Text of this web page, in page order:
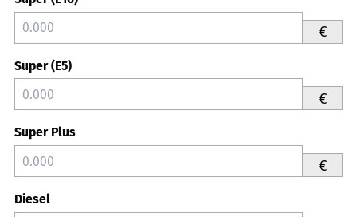
€
Super (E5)
€
Super Plus
€
Diesel